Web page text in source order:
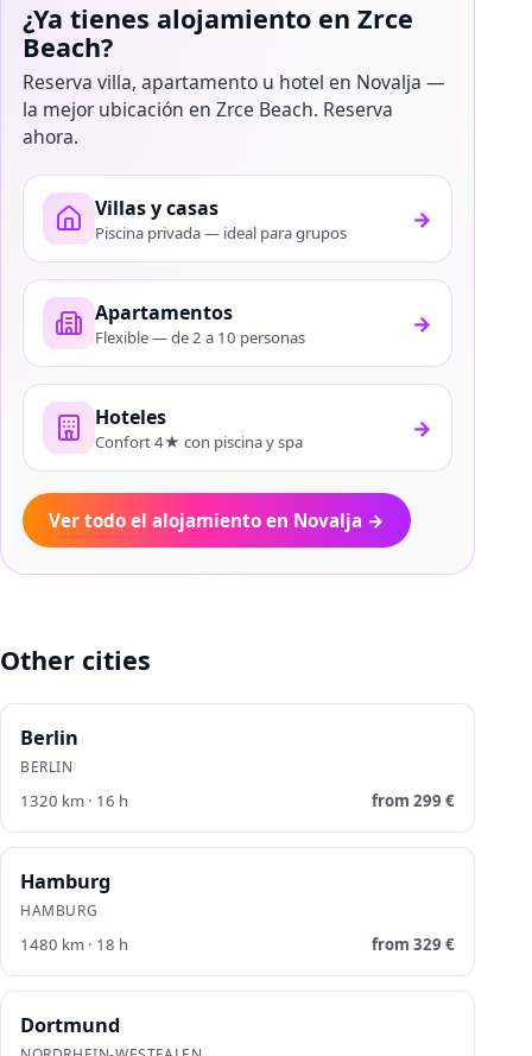
¿Ya tienes alojamiento en Zrce
Beach?
Reserva villa, apartamento u hotel en Novalja —
la mejor ubicación en Zrce Beach. Reserva
ahora.
Villas y casas
Piscina privada — ideal para grupos →
Apartamentos
Flexible — de 2 a 10 personas →
Hoteles
Confort 4★ con piscina y spa →
Ver todo el alojamiento en Novalja →
Other cities
Berlin
BERLIN
1320 km · 16 h from 299 €
Hamburg
HAMBURG
1480 km · 18 h from 329 €
Dortmund